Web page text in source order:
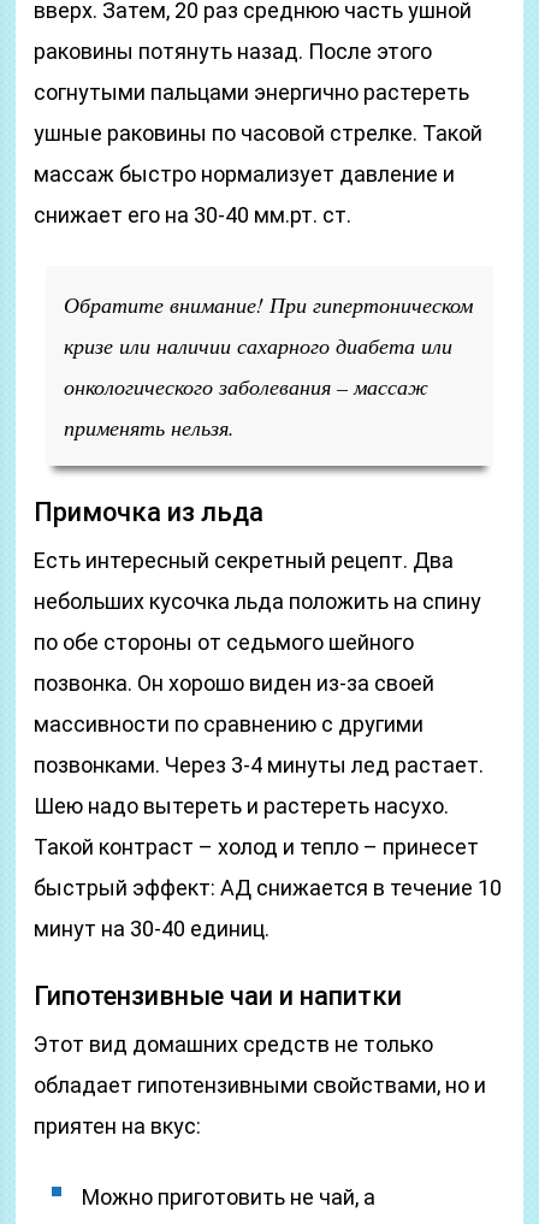
вверх. Затем, 20 раз среднюю часть ушной
раковины потянуть назад. После этого
согнутыми пальцами энергично растереть
ушные раковины по часовой стрелке. Такой
массаж быстро нормализует давление и
снижает его на 30-40 мм.рт. ст.
Обратите внимание! При гипертоническом
кризе или наличии сахарного диабета или
онкологического заболевания – массаж
применять нельзя.
Примочка из льда
Есть интересный секретный рецепт. Два
небольших кусочка льда положить на спину
по обе стороны от седьмого шейного
позвонка. Он хорошо виден из-за своей
массивности по сравнению с другими
позвонками. Через 3-4 минуты лед растает.
Шею надо вытереть и растереть насухо.
Такой контраст – холод и тепло – принесет
быстрый эффект: АД снижается в течение 10
минут на 30-40 единиц.
Гипотензивные чаи и напитки
Этот вид домашних средств не только
обладает гипотензивными свойствами, но и
приятен на вкус:
Можно приготовить не чай, а